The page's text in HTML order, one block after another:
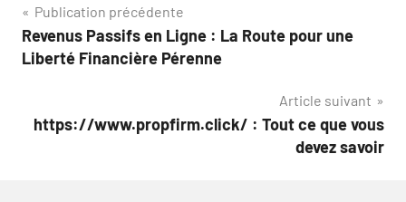
Navigation
de
Publication précédente
Revenus Passifs en Ligne : La Route pour une
Liberté Financière Pérenne
Article suivant
https://www.propfirm.click/ : Tout ce que vous
devez savoir